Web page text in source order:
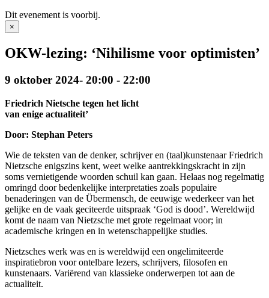
Dit evenement is voorbij.
×
OKW-lezing: ‘Nihilisme voor optimisten’
9 oktober 2024- 20:00 - 22:00
Friedrich Nietsche tegen het licht
van enige actualiteit’
Door: Stephan Peters
Wie de teksten van de denker, schrijver en (taal)kunstenaar Friedrich
Nietzsche enigszins kent, weet welke aantrekkingskracht in zijn
soms vernietigende woorden schuil kan gaan. Helaas nog regelmatig
omringd door bedenkelijke interpretaties zoals populaire
benaderingen van de Übermensch, de eeuwige wederkeer van het
gelijke en de vaak geciteerde uitspraak ‘God is dood’. Wereldwijd
komt de naam van Nietzsche met grote regelmaat voor; in
academische kringen en in wetenschappelijke studies.
Nietzsches werk was en is wereldwijd een ongelimiteerde
inspiratiebron voor ontelbare lezers, schrijvers, filosofen en
kunstenaars. Variërend van klassieke onderwerpen tot aan de
actualiteit.